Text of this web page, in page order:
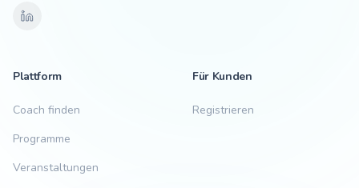
Plattform
Coach finden
Programme
Veranstaltungen
Für Kunden
Registrieren